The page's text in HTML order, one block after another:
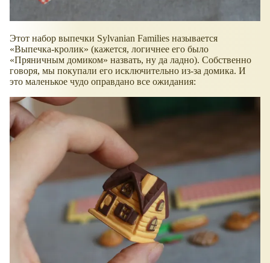
Этот набор выпечки Sylvanian Families называется
Выпечка-кролик
(кажется, логичнее его было
Пряничным домиком
назвать, ну да ладно). Собственно
говоря, мы покупали его исключительно из-за домика. И
это маленькое чудо оправдано все ожидания: